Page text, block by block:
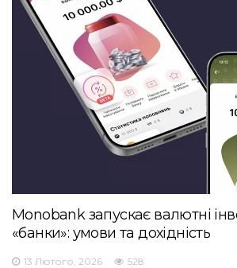
Monobank запускає валютні
«банки»: умови та дохідність
13 Лютого, 2026 528